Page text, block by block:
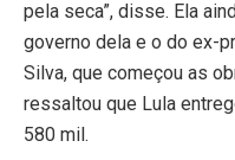
pela seca”, disse. Ela
governo dela e o do ex-
Silva, que começou as
ressaltou que Lula
580 mil.